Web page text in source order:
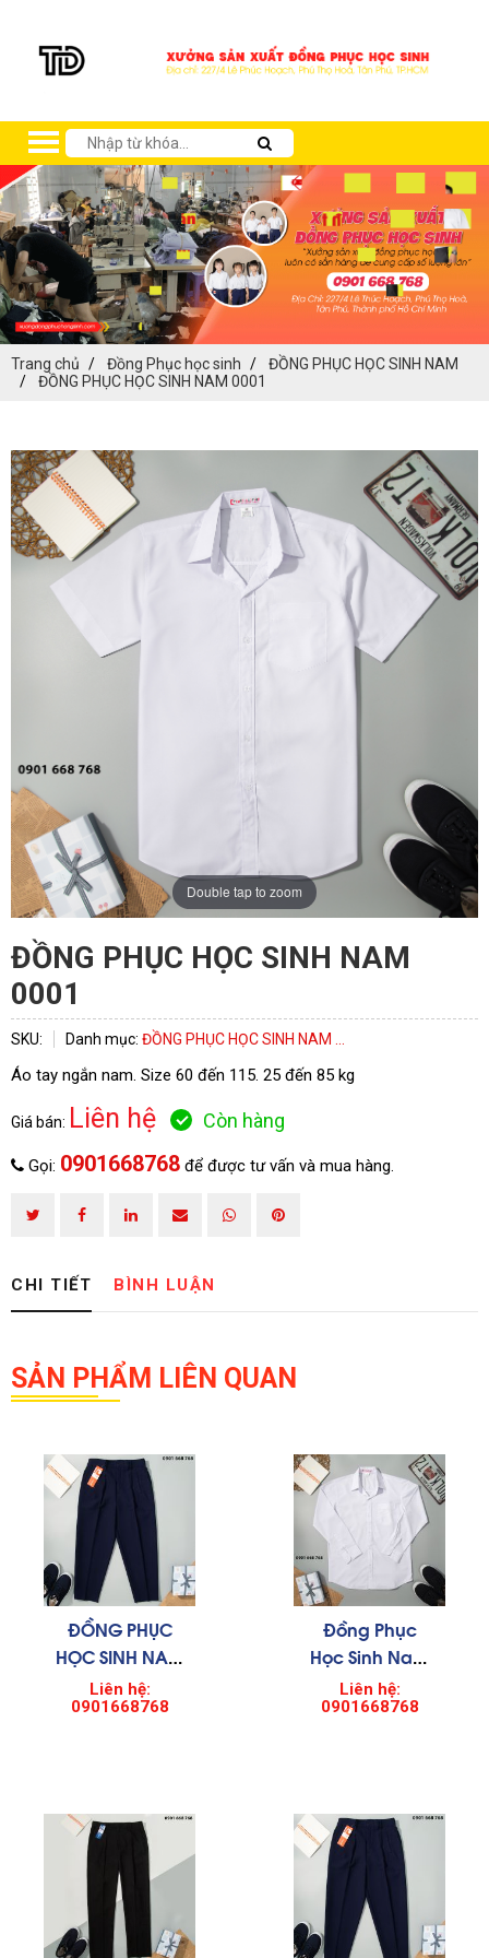
Trang chủ Đồng Phục học sinh
ĐỒNG PHỤC HỌC SINH NAM
ĐỒNG PHỤC HỌC SINH NAM 0001
Double tap to zoom
ĐỒNG PHỤC HỌC SINH NAM
0001
SKU: Danh mục: ĐỒNG PHỤC HỌC SINH NAM ...
Áo tay ngắn nam. Size 60 đến 115. 25 đến 85 kg
Giá bán: Liên hệ Còn hàng
Gọi: 0901668768 để được tư vấn và mua hàng.
CHI TIẾT BÌNH LUẬN
SẢN PHẨM LIÊN QUAN
ĐỒNG PHỤC
HỌC SINH NAM
001
Liên hệ:
0901668768
Đồng Phục
Học Sinh Nam
002
Liên hệ:
0901668768
ĐĂNG KÝ TƯ VẤN
Đăng ký tư vấn trực tiếp 24/7: